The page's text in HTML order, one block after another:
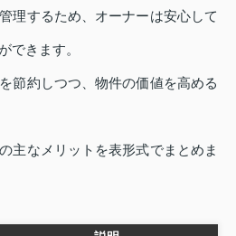
理するため、オーナーは安心して
できます。
節約しつつ、物件の価値を高める
主なメリットを表形式でまとめま